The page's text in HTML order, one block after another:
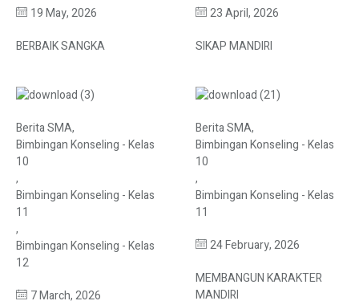
19 May, 2026
BERBAIK SANGKA
23 April, 2026
SIKAP MANDIRI
Berita SMA,
Bimbingan Konseling - Kelas
10
,
Bimbingan Konseling - Kelas
11
,
Bimbingan Konseling - Kelas
12
7 March, 2026
Berita SMA,
Bimbingan Konseling - Kelas
10
,
Bimbingan Konseling - Kelas
11
24 February, 2026
MEMBANGUN KARAKTER
MANDIRI